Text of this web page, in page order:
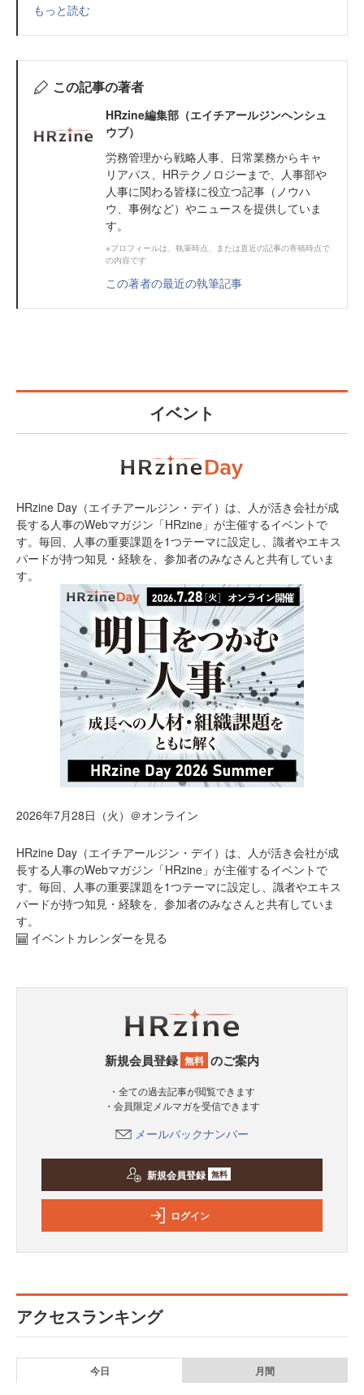
もっと読む
この記事の著者
HRzine編集部（エイチアールジンヘンシュ
ウブ）
労務管理から戦略人事、日常業務からキャ
リアパス、HRテクノロジーまで、人事部や
人事に関わる皆様に役立つ記事（ノウハ
ウ、事例など）やニュースを提供していま
す。
※プロフィールは、執筆時点、または直近の記事の寄稿時点で
の内容です
この著者の最近の執筆記事
イベント
HRzine Day（エイチアールジン・デイ）は、人が活き会社が成
長する人事のWebマガジン「HRzine」が主催するイベントで
す。毎回、人事の重要課題を1つテーマに設定し、識者やエキス
パードが持つ知見・経験を、参加者のみなさんと共有していま
す。
2026年7月28日（火）＠オンライン
HRzine Day（エイチアールジン・デイ）は、人が活き会社が成
長する人事のWebマガジン「HRzine」が主催するイベントで
す。毎回、人事の重要課題を1つテーマに設定し、識者やエキス
パードが持つ知見・経験を、参加者のみなさんと共有していま
す。
イベントカレンダーを見る
新規会員登録 無料 のご案内
・全ての過去記事が閲覧できます
・会員限定メルマガを受信できます
メールバックナンバー
新規会員登録 無料
ログイン
アクセスランキング
今日 月間